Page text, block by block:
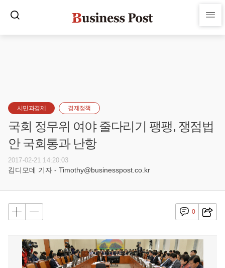
시민과경제 경제정책
국회 정무위 여야 줄다리기 팽팽, 쟁점법
안 국회통과 난항
2017-02-21 14:20:03
김디모데 기자 - Timothy@businesspost.co.kr
0